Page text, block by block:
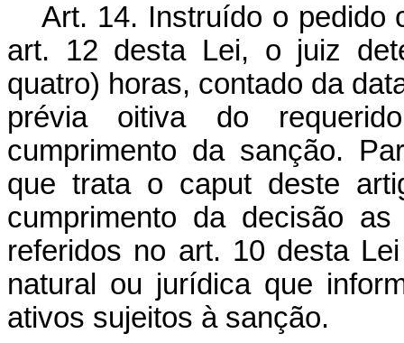
Art. 14. Instruído o pedido
art. 12 desta Lei, o juiz
quatro) horas, contado da
prévia oitiva do
cumprimento da sanção.
que trata o caput deste
cumprimento da decisão
referidos no art. 10 desta
natural ou jurídica que
ativos sujeitos à sanção.